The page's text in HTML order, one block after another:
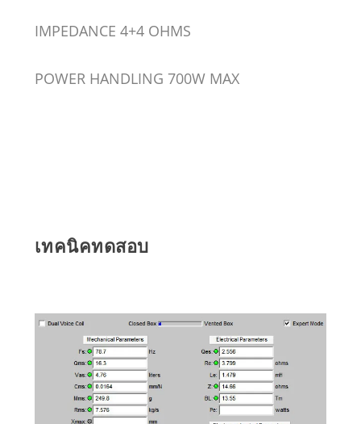
IMPEDANCE 4+4 OHMS
POWER HANDLING 700W MAX
เทคนิคทดสอบ